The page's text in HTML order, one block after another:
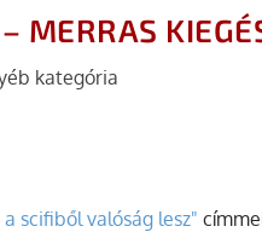
MERRAS
kategória
a scifiből valóság lesz"